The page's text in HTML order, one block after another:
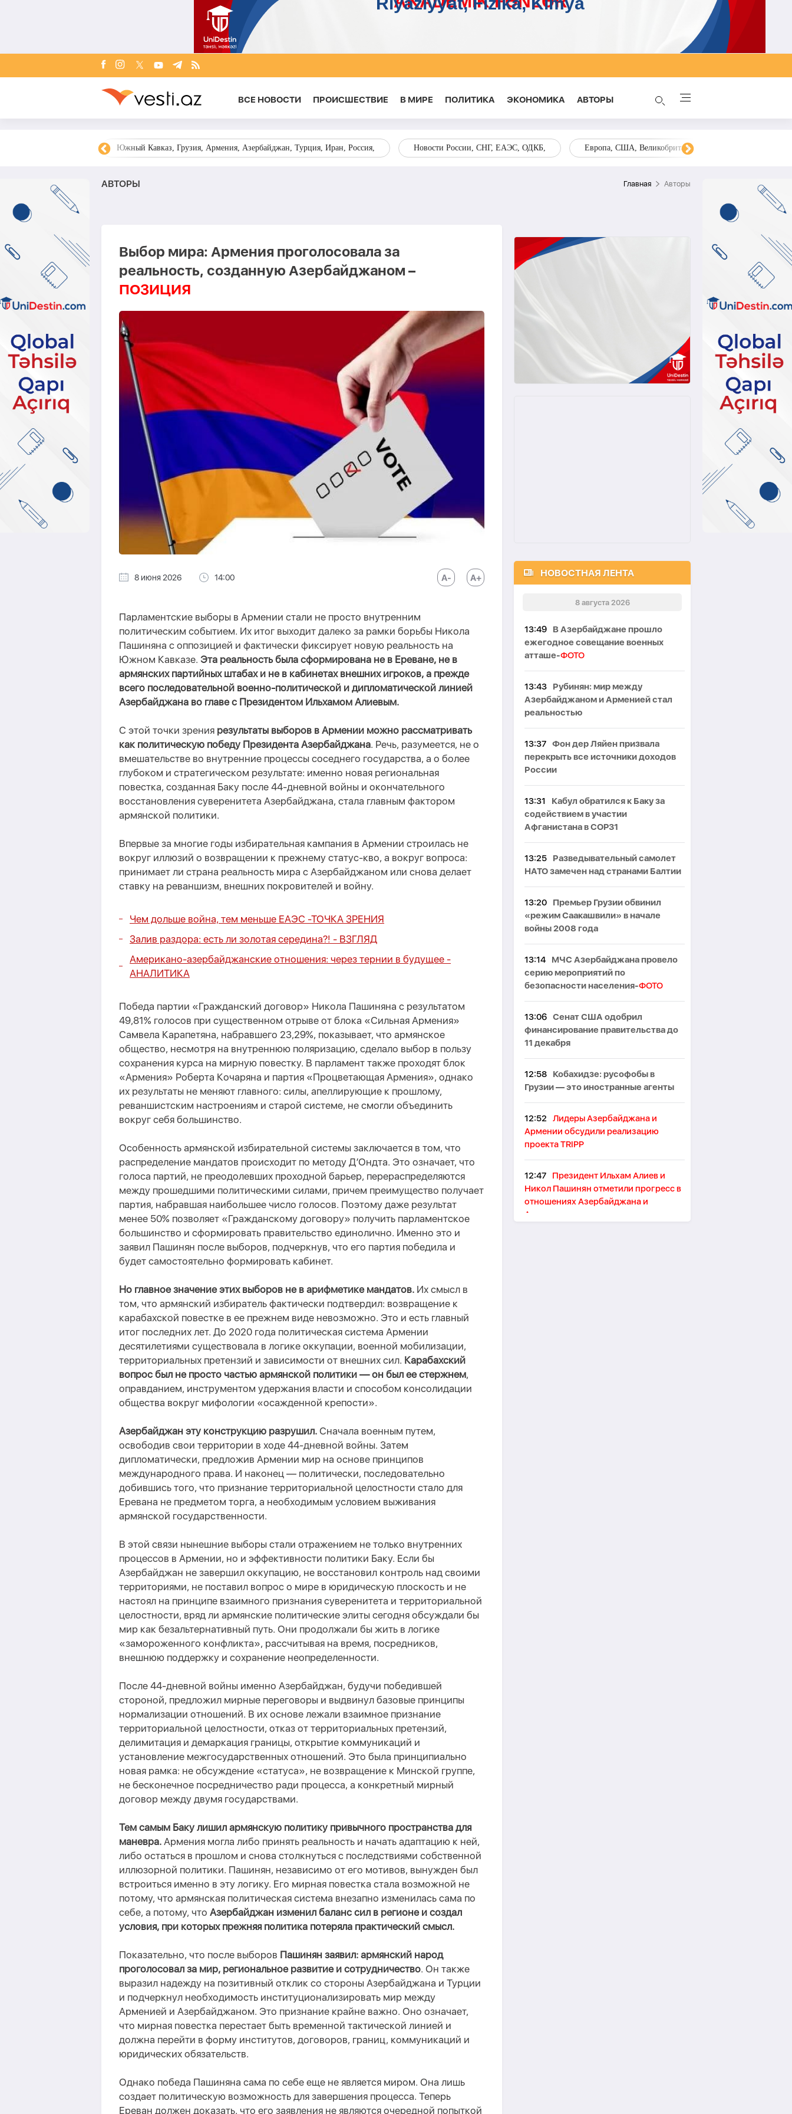
ВСЕ НОВОСТИ ПРОИСШЕСТВИЕ В МИРЕ ПОЛИТИКА ЭКОНОМИКА AВТОРЫ
Южный Кавказ, Грузия, Армения, Азербайджан, Турция, Иран, Россия, Новости России, СНГ, ЕАЭС, ОДКБ, Европа, США, Великобритания, Украина, Запад,
AВТОРЫ Главная Aвторы
Выбор мира: Армения проголосовала за
реальность, созданную Азербайджаном –
ПОЗИЦИЯ
8 июня 2026 14:00
Парламентские выборы в Армении стали не просто внутренним
политическим событием. Их итог выходит далеко за рамки борьбы Никола
Пашиняна с оппозицией и фактически фиксирует новую реальность на
Южном Кавказе. Эта реальность была сформирована не в Ереване, не в
армянских партийных штабах и не в кабинетах внешних игроков, а прежде
всего последовательной военно-политической и дипломатической линией
Азербайджана во главе с Президентом Ильхамом Алиевым.
С этой точки зрения результаты выборов в Армении можно рассматривать
как политическую победу Президента Азербайджана. Речь, разумеется, не о
вмешательстве во внутренние процессы соседнего государства, а о более
глубоком и стратегическом результате: именно новая региональная
повестка, созданная Баку после 44-дневной войны и окончательного
восстановления суверенитета Азербайджана, стала главным фактором
армянской политики.
Впервые за многие годы избирательная кампания в Армении строилась не
вокруг иллюзий о возвращении к прежнему статус-кво, а вокруг вопроса:
принимает ли страна реальность мира с Азербайджаном или снова делает
ставку на реваншизм, внешних покровителей и войну.
Чем дольше война, тем меньше ЕАЭС -ТОЧКА ЗРЕНИЯ
Залив раздора: есть ли золотая середина?! - ВЗГЛЯД
Американо-азербайджанские отношения: через тернии в будущее -
АНАЛИТИКА
Победа партии «Гражданский договор» Никола Пашиняна с результатом
49,81% голосов при существенном отрыве от блока «Сильная Армения»
Самвела Карапетяна, набравшего 23,29%, показывает, что армянское
общество, несмотря на внутреннюю поляризацию, сделало выбор в пользу
сохранения курса на мирную повестку. В парламент также проходят блок
«Армения» Роберта Кочаряна и партия «Процветающая Армения», однако
их результаты не меняют главного: силы, апеллирующие к прошлому,
реваншистским настроениям и старой системе, не смогли объединить
вокруг себя большинство.
Особенность армянской избирательной системы заключается в том, что
распределение мандатов происходит по методу Д’Ондта. Это означает, что
голоса партий, не преодолевших проходной барьер, перераспределяются
между прошедшими политическими силами, причем преимущество получает
партия, набравшая наибольшее число голосов. Поэтому даже результат
менее 50% позволяет «Гражданскому договору» получить парламентское
большинство и сформировать правительство единолично. Именно это и
заявил Пашинян после выборов, подчеркнув, что его партия победила и
будет самостоятельно формировать кабинет.
Но главное значение этих выборов не в арифметике мандатов. Их смысл в
том, что армянский избиратель фактически подтвердил: возвращение к
карабахской повестке в ее прежнем виде невозможно. Это и есть главный
итог последних лет. До 2020 года политическая система Армении
десятилетиями существовала в логике оккупации, военной мобилизации,
территориальных претензий и зависимости от внешних сил. Карабахский
вопрос был не просто частью армянской политики — он был ее стержнем,
оправданием, инструментом удержания власти и способом консолидации
общества вокруг мифологии «осажденной крепости».
Азербайджан эту конструкцию разрушил. Сначала военным путем,
освободив свои территории в ходе 44-дневной войны. Затем
дипломатически, предложив Армении мир на основе принципов
международного права. И наконец — политически, последовательно
добившись того, что признание территориальной целостности стало для
Еревана не предметом торга, а необходимым условием выживания
армянской государственности.
В этой связи нынешние выборы стали отражением не только внутренних
процессов в Армении, но и эффективности политики Баку. Если бы
Азербайджан не завершил оккупацию, не восстановил контроль над своими
территориями, не поставил вопрос о мире в юридическую плоскость и не
настоял на принципе взаимного признания суверенитета и территориальной
целостности, вряд ли армянские политические элиты сегодня обсуждали бы
мир как безальтернативный путь. Они продолжали бы жить в логике
«замороженного конфликта», рассчитывая на время, посредников,
внешнюю поддержку и сохранение неопределенности.
После 44-дневной войны именно Азербайджан, будучи победившей
стороной, предложил мирные переговоры и выдвинул базовые принципы
нормализации отношений. В их основе лежали взаимное признание
территориальной целостности, отказ от территориальных претензий,
делимитация и демаркация границы, открытие коммуникаций и
установление межгосударственных отношений. Это была принципиально
новая рамка: не обсуждение «статуса», не возвращение к Минской группе,
не бесконечное посредничество ради процесса, а конкретный мирный
договор между двумя государствами.
Тем самым Баку лишил армянскую политику привычного пространства для
маневра. Армения могла либо принять реальность и начать адаптацию к ней,
либо остаться в прошлом и снова столкнуться с последствиями собственной
иллюзорной политики. Пашинян, независимо от его мотивов, вынужден был
встроиться именно в эту логику. Его мирная повестка стала возможной не
потому, что армянская политическая система внезапно изменилась сама по
себе, а потому, что Азербайджан изменил баланс сил в регионе и создал
условия, при которых прежняя политика потеряла практический смысл.
Показательно, что после выборов Пашинян заявил: армянский народ
проголосовал за мир, региональное развитие и сотрудничество. Он также
выразил надежду на позитивный отклик со стороны Азербайджана и Турции
и подчеркнул необходимость институционализировать мир между
Арменией и Азербайджаном. Это признание крайне важно. Оно означает,
что мирная повестка перестает быть временной тактической линией и
должна перейти в форму институтов, договоров, границ, коммуникаций и
юридических обязательств.
Однако победа Пашиняна сама по себе еще не является миром. Она лишь
создает политическую возможность для завершения процесса. Теперь
Ереван должен доказать, что его заявления не являются очередной попыткой
НОВОСТНАЯ ЛЕНТА
8 августа 2026
13:49
В Азербайджане прошло
ежегодное совещание военных
атташе-ФОТО
13:43
Рубинян: мир между
Азербайджаном и Арменией стал
реальностью
13:37 Фон дер Ляйен призвала
перекрыть все источники доходов
России
13:31
Кабул обратился к Баку за
содействием в участии
Афганистана в COP31
13:25
Разведывательный самолет
НАТО замечен над странами Балтии
13:20
Премьер Грузии обвинил
«режим Саакашвили» в начале
войны 2008 года
13:14
МЧС Азербайджана провело
серию мероприятий по
безопасности населения-ФОТО
13:06 Сенат США одобрил
финансирование правительства до
11 декабря
12:58
Кобахидзе: русофобы в
Грузии — это иностранные агенты
12:52
Лидеры Азербайджана и
Армении обсудили реализацию
проекта TRIPP
12:47
Президент Ильхам Алиев и
Никол Пашинян отметили прогресс в
отношениях Азербайджана и
Армении